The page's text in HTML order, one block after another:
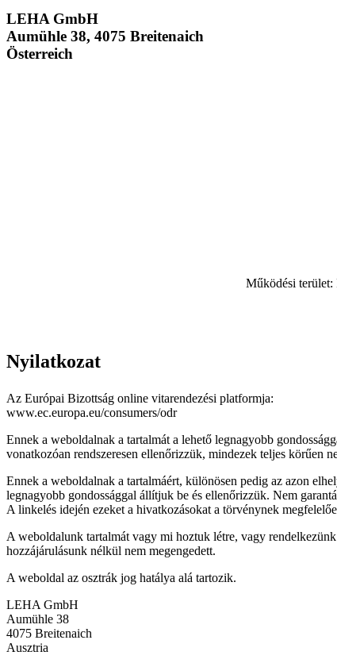
LEHA GmbH
Aumühle 38, 4075 Breitenaich
Österreich
Működési terület:
Nyilatkozat
Az Európai Bizottság online vitarendezési platformja:
www.ec.europa.eu/consumers/odr
Ennek a weboldalnak a tartalmát a lehető legnagyobb
vonatkozóan rendszeresen ellenőrizzük, mindezek teljes körűen
Ennek a weboldalnak a tartalmáért, különösen pedig az azon
legnagyobb gondossággal állítjuk be és ellenőrizzük. Nem
A linkelés idején ezeket a hivatkozásokat a törvénynek
A weboldalunk tartalmát vagy mi hoztuk létre, vagy
hozzájárulásunk nélkül nem megengedett.
A weboldal az osztrák jog hatálya alá tartozik.
LEHA GmbH
Aumühle 38
4075 Breitenaich
Ausztria